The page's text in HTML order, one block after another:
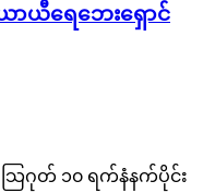
ာယီရေဘေးရှောင်
သြဂုတ် ၁၀ ရက်နံနက်ပိုင်း